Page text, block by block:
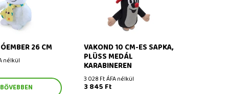
26 CM
nélkül
BŐVEBBEN
VAKOND 10 CM-ES SAPKA,
PLÜSS MEDÁL
KARABINEREN
3 028 Ft ÁFA nélkül
3 845 Ft